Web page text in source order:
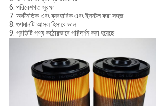
6. পরিবেশগত সুরক্ষা
7. অর্থনৈতিক এবং ব্যবহারিক এবং ইনস্টল করা সহজ
8. গুণমানটি আসল হিসাবে ভাল
9. প্রতিটি পণ্য কঠোরভাবে পরিদর্শন করা হয়েছে